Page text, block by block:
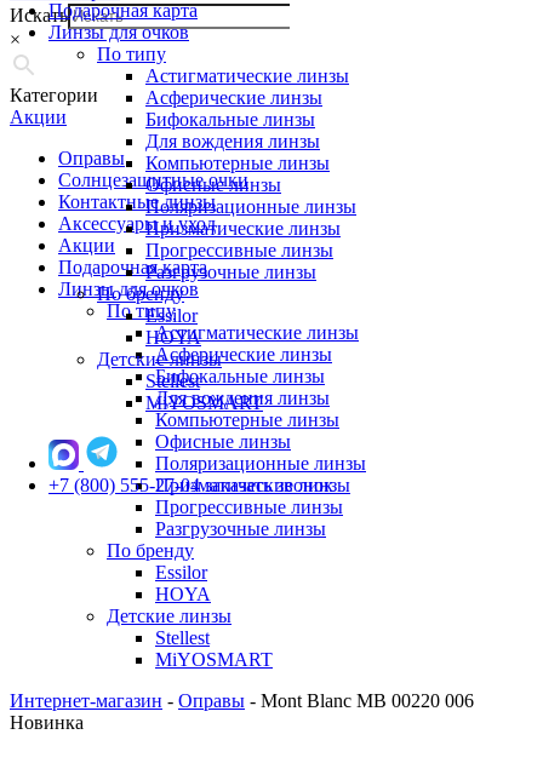
Искать
×
Категории
Акции
Оправы
Солнцезащитные очки
Контактные линзы
Аксессуары и уход
Акции
Подарочная карта
Линзы для очков
По типу
Астигматические линзы
Асферические линзы
Бифокальные линзы
Для вождения линзы
Компьютерные линзы
Офисные линзы
Поляризационные линзы
Призматические линзы
Прогрессивные линзы
Разгрузочные линзы
По бренду
Essilor
HOYA
Детские линзы
Stellest
MiYOSMART
Подарочная карта
Линзы для очков
По типу
Астигматические линзы
Асферические линзы
Бифокальные линзы
Для вождения линзы
Компьютерные линзы
Офисные линзы
Поляризационные линзы
Призматические линзы
Прогрессивные линзы
Разгрузочные линзы
По бренду
Essilor
HOYA
Детские линзы
Stellest
MiYOSMART
+7 (800) 555-27-04 заказать звонок
Интернет-магазин - Оправы - Mont Blanc MB 00220 006
Новинка